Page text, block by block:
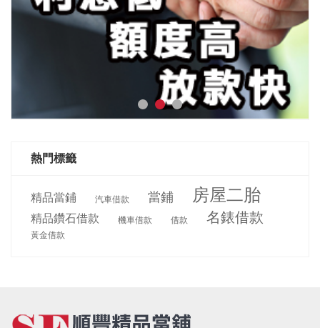
熱門標籤
精品當鋪 汽車借款 當鋪 房屋二胎
精品鑽石借款 機車借款 借款 名錶借款
黃金借款